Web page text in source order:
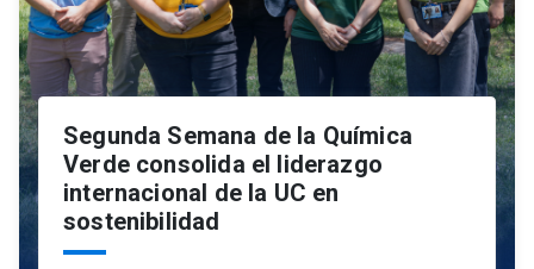
Segunda Semana de la Química
Verde consolida el liderazgo
internacional de la UC en
sostenibilidad